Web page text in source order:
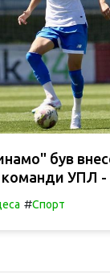
був
команди УПЛ
#Спорт